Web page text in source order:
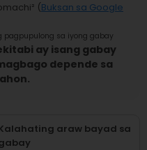
² (Buksan sa Google
sa iyong gabay
ay isang gabay
depende sa
araw bayad sa